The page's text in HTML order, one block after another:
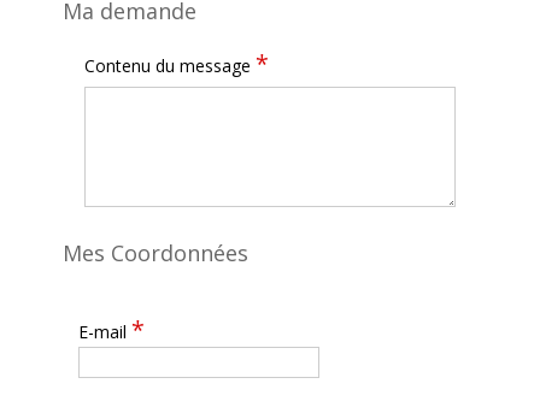
Ma demande
Contenu du message *
Mes Coordonnées
E-mail *